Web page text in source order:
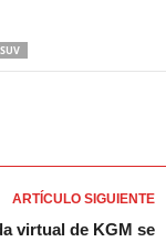
SUV
ARTÍCULO SIGUIENTE
virtual de KGM se